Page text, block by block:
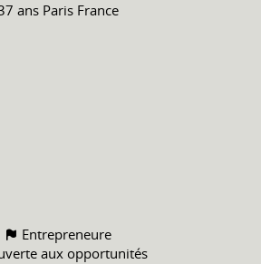
ans Paris France
Entrepreneure
aux opportunités